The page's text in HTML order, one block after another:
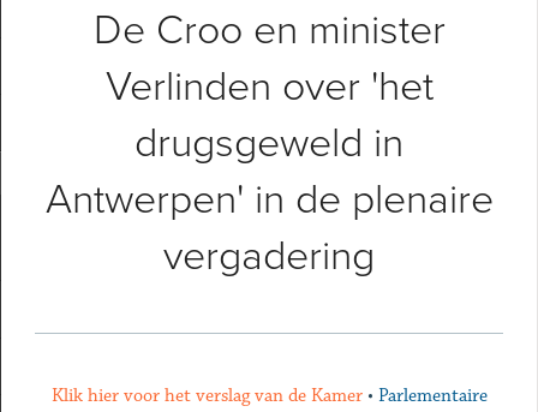
De Croo en minister
Verlinden over 'het
drugsgeweld in
Antwerpen' in de plenaire
vergadering
Klik hier voor het verslag van de Kamer • Parlementaire